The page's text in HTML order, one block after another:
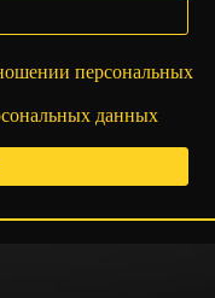
персональных
данных